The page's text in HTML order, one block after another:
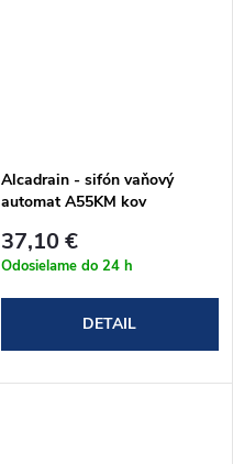
Alcadrain - sifón vaňový
automat A55KM kov
37,10 €
Odosielame do 24 h
DETAIL